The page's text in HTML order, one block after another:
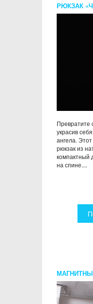
РЮКЗАК
Превратите
украсив
ангела.
рюкзак из
компактный
на спине....
БУТЫЛОК